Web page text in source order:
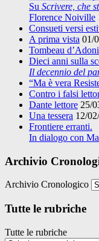
Su Scrivere, che
Florence Noiville
Consueti versi
A prima vista 01/
Tombeau
Dieci anni sulla
Il decennio del
“Ma è vera
Contro i falsi
Dante lettore 25/
Una tessera 12/
Frontiere erranti.
In dialogo con
Archivio
Archivio Cronologico
Tutte le rubriche
Tutte le rubriche